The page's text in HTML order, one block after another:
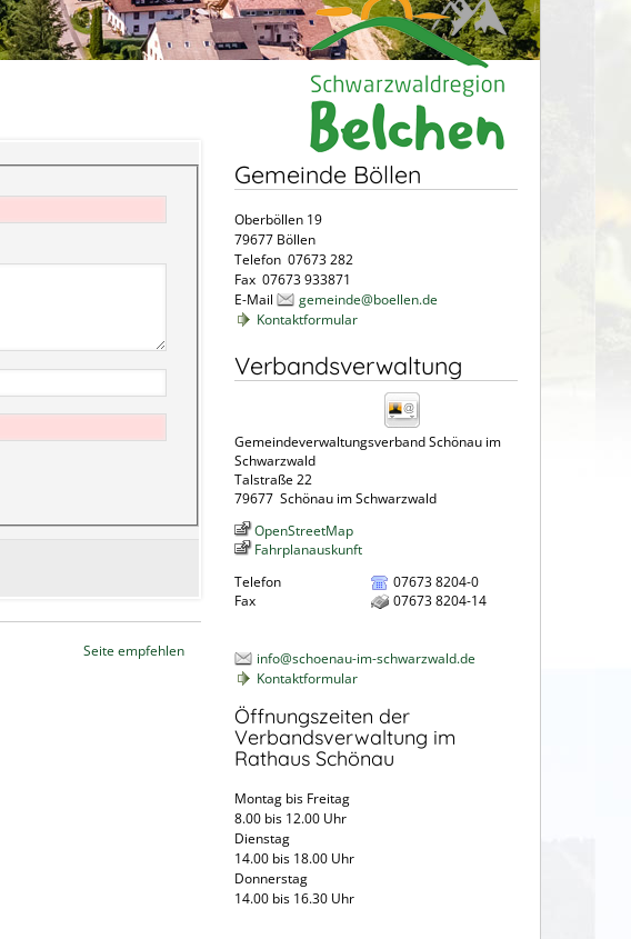
Seite empfehlen
Gemeinde Böllen
Oberböllen 19
79677 Böllen
Telefon 07673 282
Fax 07673 933871
E-Mail
gemeinde@boellen.de
Kontaktformular
Verbandsverwaltung
Gemeindeverwaltungsverband Schönau im
Schwarzwald
Talstraße 22
79677 Schönau im Schwarzwald
OpenStreetMap
Fahrplanauskunft
Telefon
07673 8204-0
Fax
07673 8204-14
info@schoenau-im-schwarzwald.de
Kontaktformular
Öffnungszeiten der
Verbandsverwaltung im
Rathaus Schönau
Montag bis Freitag
8.00 bis 12.00 Uhr
Dienstag
14.00 bis 18.00 Uhr
Donnerstag
14.00 bis 16.30 Uhr